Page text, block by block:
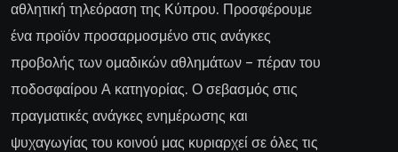
αθλητική τηλεόραση της Κύπρου. Προσφέρουμε
ένα προϊόν προσαρμοσμένο στις ανάγκες
προβολής των ομαδικών αθλημάτων – πέραν του
ποδοσφαίρου Α κατηγορίας. Ο σεβασμός στις
πραγματικές ανάγκες ενημέρωσης και
ψυχαγωγίας του κοινού μας κυριαρχεί σε όλες τις